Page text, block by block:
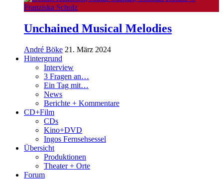
Unchained Musical Melodies
André Böke 21. März 2024
Hintergrund
Interview
3 Fragen an…
Ein Tag mit…
News
Berichte + Kommentare
CD+Film
CDs
Kino+DVD
Ingos Fernsehsessel
Übersicht
Produktionen
Theater + Orte
Forum